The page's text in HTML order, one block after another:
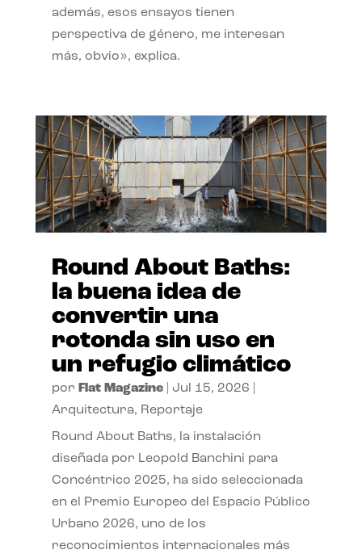
además, esos ensayos tienen
perspectiva de género, me interesan
más, obvio», explica.
Round About Baths:
la buena idea de
convertir una
rotonda sin uso en
un refugio climático
por Flat Magazine| Jul 15, 2026
Arquitectura, Reportaje
Round About Baths, la instalación
diseñada por Leopold Banchini para
Concéntrico 2025, ha sido seleccionada
en el Premio Europeo del Espacio Público
Urbano 2026, uno de los
reconocimientos internacionales más